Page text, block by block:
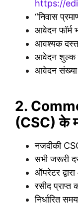
https://
“निवास
आवेदन फॉर्म
आवश्यक
आवेदन शुल्क
आवेदन संख्या
2.
(CSC) के
नजदीकी
सभी जरूरी
ऑपरेटर
रसीद प्राप्त
निर्धारित